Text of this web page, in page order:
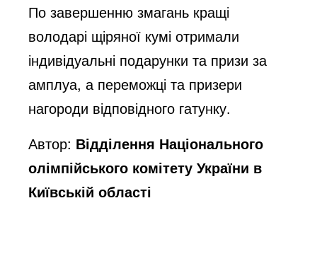
По завершенню змагань кращі
володарі щіряної кумі отримали
індивідуальні подарунки та призи за
амплуа, а переможці та призери
нагороди відповідного гатунку.
Автор: Відділення Національного
олімпійського комітету України в
Київській області